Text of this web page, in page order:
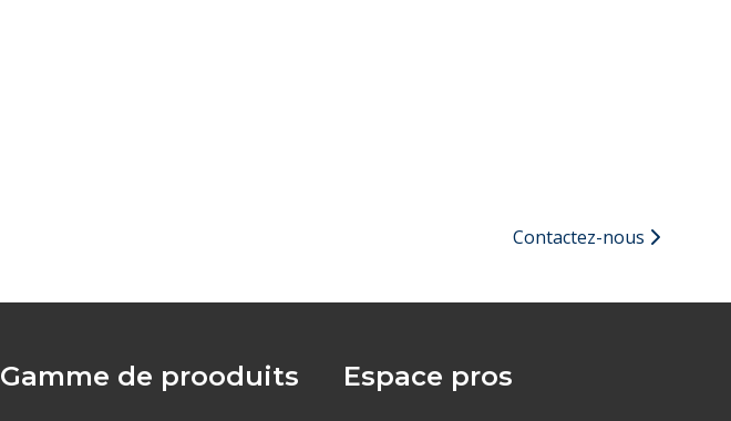
Contactez-nous
Gamme de prooduits Espace pros